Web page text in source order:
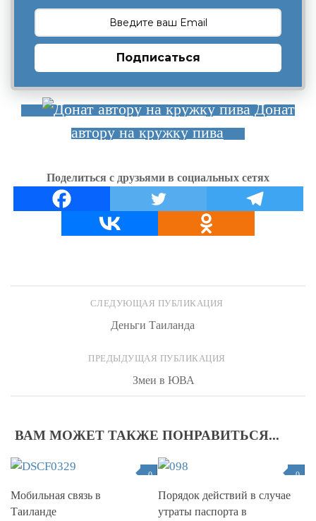
Подписаться
Донат
автору на кружку пива
Поделиться с друзьями в социальных сетях
СЛЕДУЮЩАЯ ПУБЛИКАЦИЯ
Деньги Таиланда
ПРЕДЫДУЩАЯ ПУБЛИКАЦИЯ
Змеи в ЮВА
ВАМ МОЖЕТ ТАКЖЕ ПОНРАВИТЬСЯ...
0
Мобильная связь в
Таиланде
0
Порядок действий в случае
утраты паспорта в